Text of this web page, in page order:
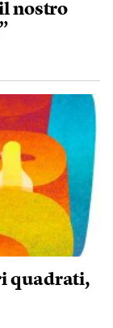
nostro
quadrati,